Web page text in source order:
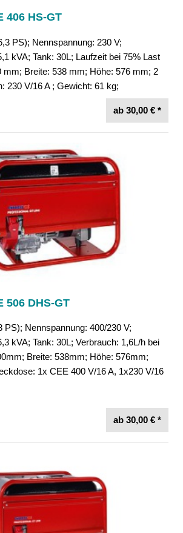
406 HS-GT
PS); Nennspannung: 230 V;
kVA; Tank: 30L; Laufzeit bei 75% Last
mm; Breite: 538 mm; Höhe: 576 mm; 2
230 V/16 A ; Gewicht: 61 kg;
ab 30,00 € *
506 DHS-GT
PS); Nennspannung: 400/230 V;
kVA; Tank: 30L; Verbrauch: 1,6L/h bei
Breite: 538mm; Höhe: 576mm;
1x CEE 400 V/16 A, 1x230 V/16
ab 30,00 € *